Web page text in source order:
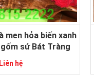
men hỏa biến xanh
sứ Bát Tràng
Liên hệ